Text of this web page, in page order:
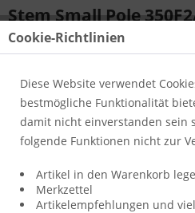
Stem Small Pole
Diffus 360° 24Vdc H600
Cookie-Richtlinien
Diese Website verwendet
bestmögliche Funktionalität
damit nicht einverstanden sein
folgende Funktionen nicht zur
Artikel in den Warenkorb
Merkzettel
Artikelempfehlungen und